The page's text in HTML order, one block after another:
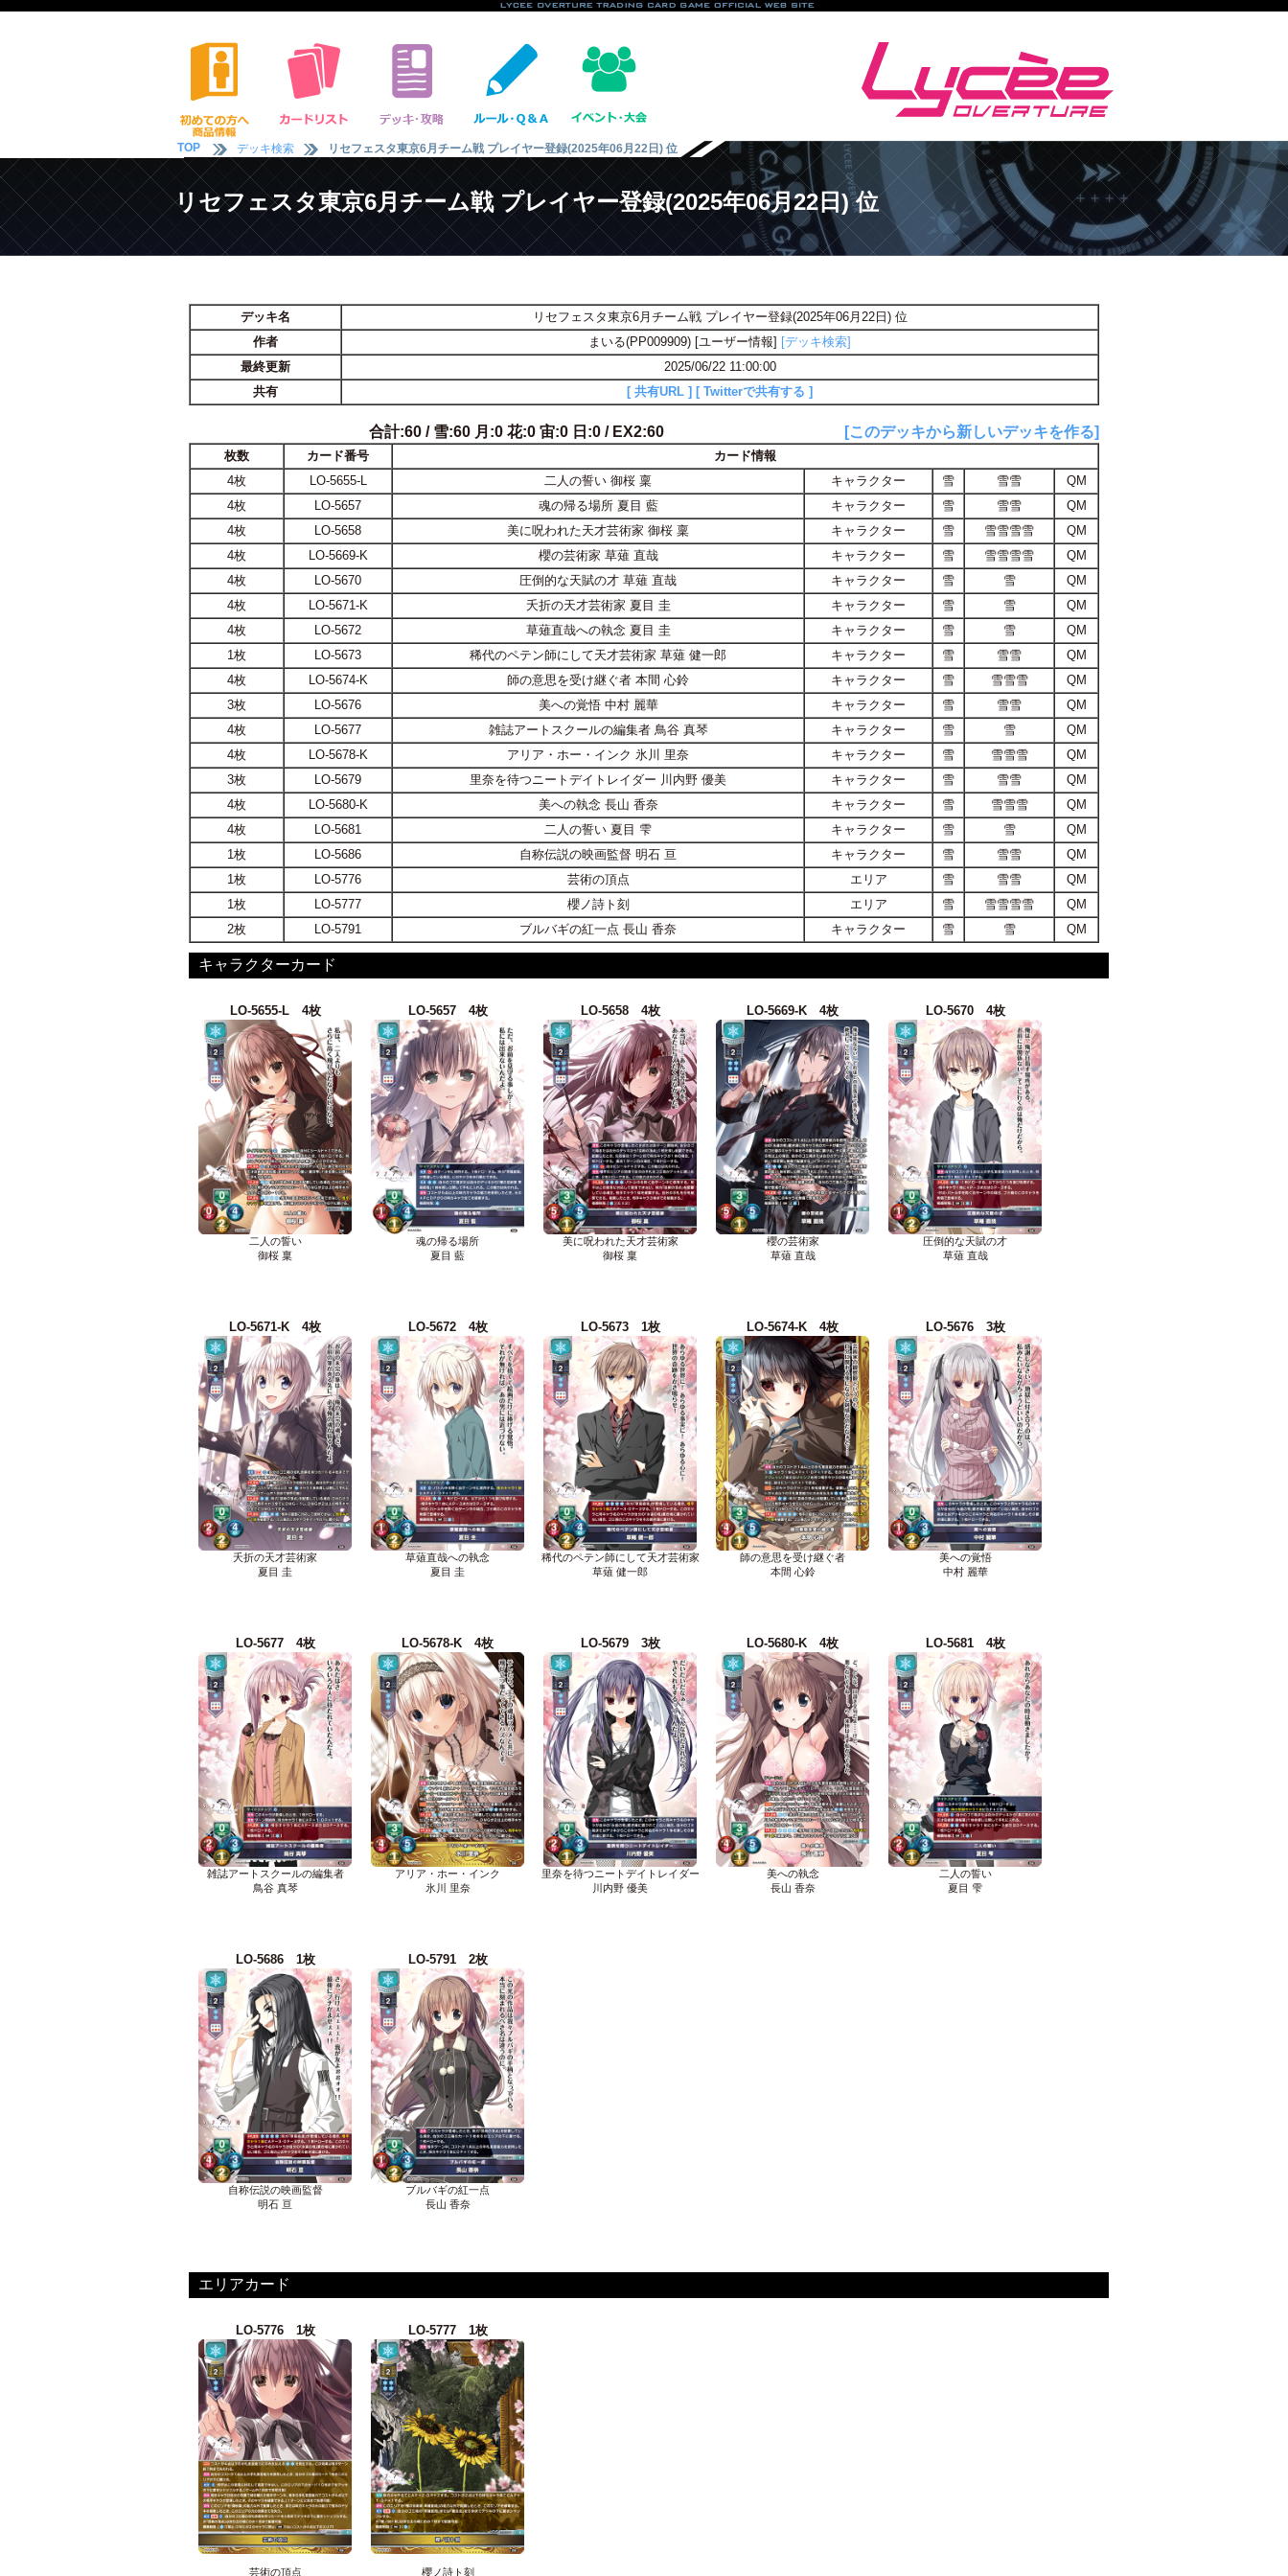
TOP デッキ検索 リセフェスタ東京6月チーム戦 プレイヤー登録(2025年06月22日) 位
リセフェスタ東京6月チーム戦 プレイヤー登録(2025年06月22日) 位
デッキ名
リセフェスタ東京6月チーム戦 プレイヤー登録(2025年06月22日) 位
作者
まいる(PP009909) [ユーザー情報] [デッキ検索]
最終更新
2025/06/22 11:00:00
共有
[ 共有URL ] [ Twitterで共有する ]
合計:60 / 雪:60 月:0 花:0 宙:0 日:0 / EX2:60 [このデッキから新しいデッキを作る]
枚数 カード番号
カード情報
4枚
LO-5655-L 二人の誓い 御桜 稟 キャラクター 雪 雪雪
QM
4枚
LO-5657 魂の帰る場所 夏目 藍 キャラクター 雪 雪雪
QM
4枚
LO-5658 美に呪われた天才芸術家 御桜 稟 キャラクター 雪 雪雪雪雪
QM
4枚
LO-5669-K 櫻の芸術家 草薙 直哉 キャラクター 雪 雪雪雪雪
QM
4枚
LO-5670 圧倒的な天賦の才 草薙 直哉 キャラクター 雪 雪
QM
4枚
LO-5671-K 夭折の天才芸術家 夏目 圭 キャラクター 雪 雪
QM
4枚
LO-5672 草薙直哉への執念 夏目 圭 キャラクター 雪 雪
QM
1枚
LO-5673 稀代のペテン師にして天才芸術家 草薙 健一郎 キャラクター 雪 雪雪
QM
4枚
LO-5674-K 師の意思を受け継ぐ者 本間 心鈴 キャラクター 雪 雪雪雪
QM
3枚
LO-5676 美への覚悟 中村 麗華 キャラクター 雪 雪雪
QM
4枚
LO-5677 雑誌アートスクールの編集者 鳥谷 真琴 キャラクター 雪 雪
QM
4枚
LO-5678-K アリア・ホー・インク 氷川 里奈 キャラクター 雪 雪雪雪
QM
3枚
LO-5679 里奈を待つニートデイトレイダー 川内野 優美 キャラクター 雪 雪雪
QM
4枚
LO-5680-K 美への執念 長山 香奈 キャラクター 雪 雪雪雪
QM
4枚
LO-5681 二人の誓い 夏目 雫 キャラクター 雪 雪
QM
1枚
LO-5686 自称伝説の映画監督 明石 亘 キャラクター 雪 雪雪
QM
1枚
LO-5776 芸術の頂点 エリア 雪 雪雪
QM
1枚
LO-5777 櫻ノ詩ト刻 エリア 雪 雪雪雪雪
QM
2枚
LO-5791 ブルバギの紅一点 長山 香奈 キャラクター 雪 雪 QM
キャラクターカード
LO-5655-L 4枚
二人の誓い
御桜 稟
LO-5657 4枚
魂の帰る場所
夏目 藍
LO-5658 4枚
美に呪われた天才芸術家
御桜 稟
LO-5669-K 4枚
櫻の芸術家
草薙 直哉
LO-5670 4枚
圧倒的な天賦の才
草薙 直哉
LO-5671-K 4枚
夭折の天才芸術家
夏目 圭
LO-5672 4枚
草薙直哉への執念
夏目 圭
LO-5673 1枚
稀代のペテン師にして天才芸術家
草薙 健一郎
LO-5674-K 4枚
師の意思を受け継ぐ者
本間 心鈴
LO-5676 3枚
美への覚悟
中村 麗華
LO-5677 4枚
雑誌アートスクールの編集者
鳥谷 真琴
LO-5678-K 4枚
アリア・ホー・インク
氷川 里奈
LO-5679 3枚
里奈を待つニートデイトレイダー
川内野 優美
LO-5680-K 4枚
美への執念
長山 香奈
LO-5681 4枚
二人の誓い
夏目 雫
LO-5686 1枚
自称伝説の映画監督
明石 亘
LO-5791 2枚
ブルバギの紅一点
長山 香奈
エリアカード
LO-5776 1枚
芸術の頂点
LO-5777 1枚
櫻ノ詩ト刻